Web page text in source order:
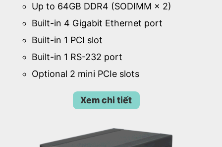
Up to 64GB DDR4 (SODIMM × 2)
Built-in 4 Gigabit Ethernet port
Built-in 1 PCI slot
Built-in 1 RS-232 port
Optional 2 mini PCIe slots
Xem chi tiết